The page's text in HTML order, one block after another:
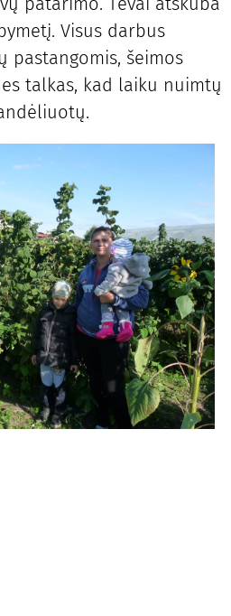
Visus darbus
pastangomis, šeimos
talkas, kad laiku nuimtų